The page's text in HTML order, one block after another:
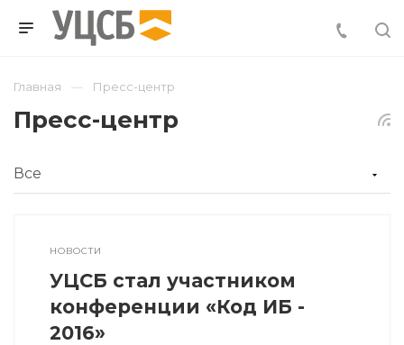
Главная Пресс-центр
Пресс-центр
НОВОСТИ
УЦСБ стал участником
конференции «Код ИБ -
2016»